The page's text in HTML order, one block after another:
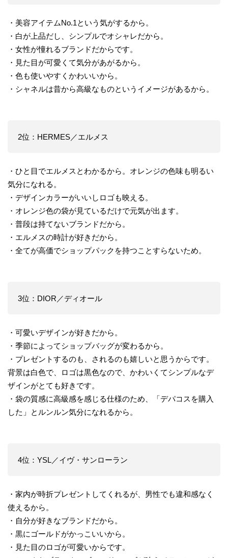
・美容アイテムNo.1という気がするから。
・白が上品だし、シンプルでオシャレだから。
・女性が憧れるブランドだからです。
・見た目が可愛くて気分があがるから。
・色も使いやすくかわいいから。
・シャネルは昔から高級なものというイメージがあるから。
2位：HERMES／エルメス
・ひと目でエルメスとわかるから。オレンジの色味も明るい
気分になれる。
・デザインカラーがいいしロゴも映える。
・オレンジ色の袋が見ているだけで元気が出ます。
・普段は持てないブランドだから。
・エルメスの時計が好きだから。
・全てが高価でショップパックを持つことすらないため。
3位：DIOR／ディオール
・可愛いデザインが好きだから。
・季節によってショップバッグが変わるから。
・プレゼントするのも、されるのも嬉しいと思うからです。
背景は白色で、ロゴは黒色なので、かわいくてシンプルなデ
ザインがとても好きです。
・袋の質感に高級感を感じる仕様のため、「デパコスを購入
した」とルンルン気分になれるから。
4位：YSL／イヴ・サンローラン
・家内が時折プレゼントしてくれるが、男性でも違和感なく
使えるから。
・自分が好きなブランドだから。
・黒にゴールドがかっこいいから。
・見た目のロゴが可愛いからです。